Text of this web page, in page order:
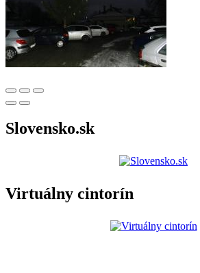
Slovensko.sk
Virtuálny cintorín